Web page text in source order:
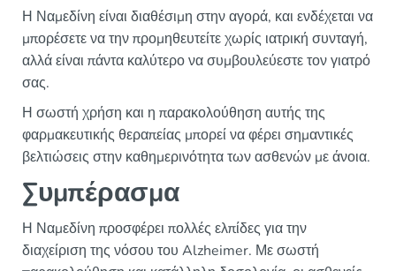
Η Ναμεδίνη είναι διαθέσιμη στην αγορά, και ενδέχεται να
μπορέσετε να την προμηθευτείτε χωρίς ιατρική συνταγή,
αλλά είναι πάντα καλύτερο να συμβουλεύεστε τον γιατρό
σας.
Η σωστή χρήση και η παρακολούθηση αυτής της
φαρμακευτικής θεραπείας μπορεί να φέρει σημαντικές
βελτιώσεις στην καθημερινότητα των ασθενών με άνοια.
Συμπέρασμα
Η Ναμεδίνη προσφέρει πολλές ελπίδες για την
διαχείριση της νόσου του Alzheimer. Με σωστή